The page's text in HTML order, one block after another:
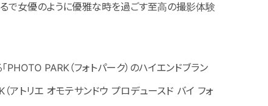
で女優のように優雅な時を過ごす至高の撮影体験
PARK（フォトパーク）のハイエンドブラン
アトリエ オモテサンドウ プロデュースド バイ フォ